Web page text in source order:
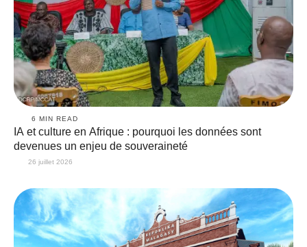
6 MIN READ
IA et culture en Afrique : pourquoi les données sont
devenues un enjeu de souveraineté
26 juillet 2026